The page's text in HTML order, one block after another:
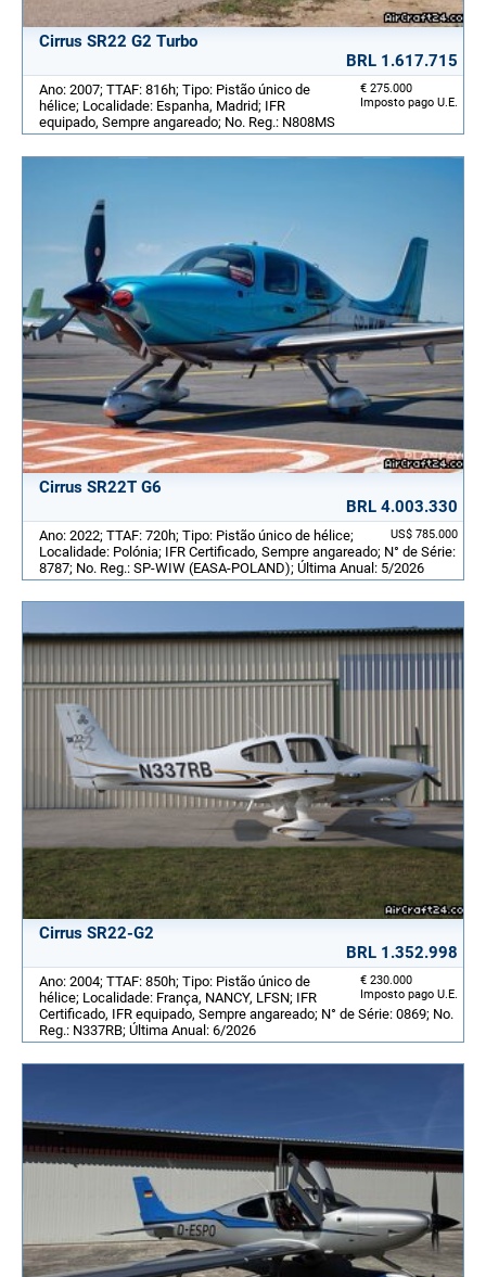
Cirrus SR22 G2 Turbo
BRL 1.617.715
€ 275.000
Imposto pago U.E.
Ano: 2007; TTAF: 816h; Tipo: Pistão único de
hélice; Localidade: Espanha, Madrid; IFR
equipado, Sempre angareado; No. Reg.: N808MS
Cirrus SR22T G6
BRL 4.003.330
US$ 785.000
Ano: 2022; TTAF: 720h; Tipo: Pistão único de hélice;
Localidade: Polónia; IFR Certificado, Sempre angareado; N° de Série:
8787; No. Reg.: SP-WIW (EASA-POLAND); Última Anual: 5/2026
Cirrus SR22-G2
BRL 1.352.998
€ 230.000
Imposto pago U.E.
Ano: 2004; TTAF: 850h; Tipo: Pistão único de
hélice; Localidade: França, NANCY, LFSN; IFR
Certificado, IFR equipado, Sempre angareado; N° de Série: 0869; No.
Reg.: N337RB; Última Anual: 6/2026